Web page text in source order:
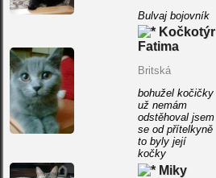
Bulvaj bojovník
Kočkotýr
Fatima
Britská
bohužel kočičky
už nemám
odstěhoval jsem
se od přítelkyně
to byly její
kočky
Miky